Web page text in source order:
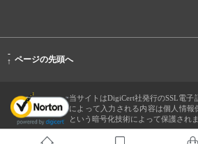
-
↑ ページの先頭へ
当サイトはDigiCert社発行のSSL電
によって入力される内容は個人情報
という暗号化技術によって保護されま